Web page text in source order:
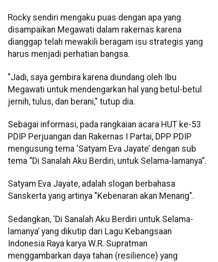
Rocky sendiri mengaku puas dengan apa yang
disampaikan Megawati dalam rakernas karena
dianggap telah mewakili beragam isu strategis yang
harus menjadi perhatian bangsa.
"Jadi, saya gembira karena diundang oleh Ibu
Megawati untuk mendengarkan hal yang betul-betul
jernih, tulus, dan berani," tutup dia.
Sebagai informasi, pada rangkaian acara HUT ke-53
PDIP Perjuangan dan Rakernas I Partai, DPP PDIP
mengusung tema ‘Satyam Eva Jayate’ dengan sub
tema “Di Sanalah Aku Berdiri, untuk Selama-lamanya”.
Satyam Eva Jayate, adalah slogan berbahasa
Sanskerta yang artinya "Kebenaran akan Menang".
Sedangkan, ‘Di Sanalah Aku Berdiri untuk Selama-
lamanya’ yang dikutip dari Lagu Kebangsaan
Indonesia Raya karya W.R. Supratman
menggambarkan daya tahan (resilience) yang